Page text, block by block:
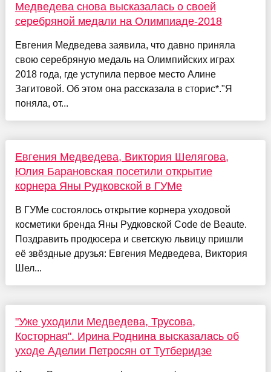
Медведева снова высказалась о своей
серебряной медали на Олимпиаде-2018
Евгения Медведева заявила, что давно приняла
свою серебряную медаль на Олимпийских играх
2018 года, где уступила первое место Алине
Загитовой. Об этом она рассказала в сторис*."Я
поняла, от...
Евгения Медведева, Виктория Шелягова,
Юлия Барановская посетили открытие
корнера Яны Рудковской в ГУМе
В ГУМе состоялось открытие корнера уходовой
косметики бренда Яны Рудковской Code de Beaute.
Поздравить продюсера и светскую львицу пришли
её звёздные друзья: Евгения Медведева, Виктория
Шел...
"Уже уходили Медведева, Трусова,
Косторная". Ирина Роднина высказалась об
уходе Аделии Петросян от Тутберидзе